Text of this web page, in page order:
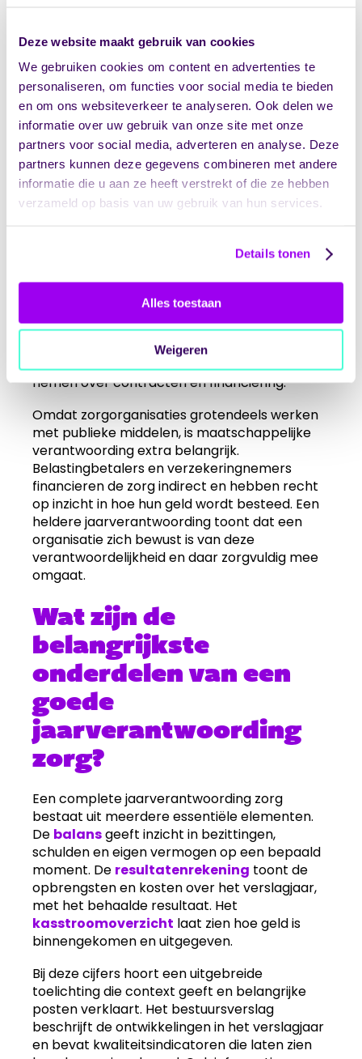
Deze website maakt gebruik van cookies
We gebruiken cookies om content en advertenties te
personaliseren, om functies voor social media te bieden
en om ons websiteverkeer te analyseren. Ook delen we
informatie over uw gebruik van onze site met onze
partners voor social media, adverteren en analyse. Deze
partners kunnen deze gegevens combineren met andere
informatie die u aan ze heeft verstrekt of die ze hebben
verzameld op basis van uw gebruik van hun services.
Details tonen
Alles toestaan
Weigeren
Een jaarverantwoording zorgt vooropenheid
richting alle stakeholderszoals cliënten,
medewerkers, financiers, zorgverzekeraars en
gemeenten. Door inzicht te geven in zowel
financieel beheer als kwaliteit van zorg,
kunnen belanghebbenden beoordelen of een
zorgorganisatie haar maatschappelijke taak
goed vervult. Deze transparantie is essentieel
voor het behoud van vertrouwen.
zorg die zij ontvangen van goede kwaliteit is en
Medewerkers hebben belang bij een stabiele
werkgever die verantwoord omgaat met
middelen. Financiers en zorgverzekeraars
moeten kunnen vertrouwen op correcte
informatie om verantwoorde beslissingen te
nemen over contracten en financiering.
Omdat zorgorganisaties grotendeels werken
met publieke middelen, is maatschappelijke
verantwoording extra belangrijk.
Belastingbetalers en verzekeringnemers
financieren de zorg indirect en hebben recht
op inzicht in hoe hun geld wordt besteed. Een
heldere jaarverantwoording toont dat een
organisatie zich bewust is van deze
verantwoordelijkheid en daar zorgvuldig mee
omgaat.
Wat zijn de
belangrijkste
onderdelen van een
goede
jaarverantwoording
zorg?
Een complete jaarverantwoording zorg
bestaat uit meerdere essentiële elementen.
De balansgeeft inzicht in bezittingen,
schulden en eigen vermogen op een bepaald
moment. De resultatenrekening toont de
opbrengsten en kosten over het verslagjaar,
met het behaalde resultaat. Het
kasstroomoverzicht laat zien hoe geld is
binnengekomen en uitgegeven.
Bij deze cijfers hoort een uitgebreide
toelichting die context geeft en belangrijke
posten verklaart. Het bestuursverslag
beschrijft de ontwikkelingen in het verslagjaar
en bevat kwaliteitsindicatoren die laten zien